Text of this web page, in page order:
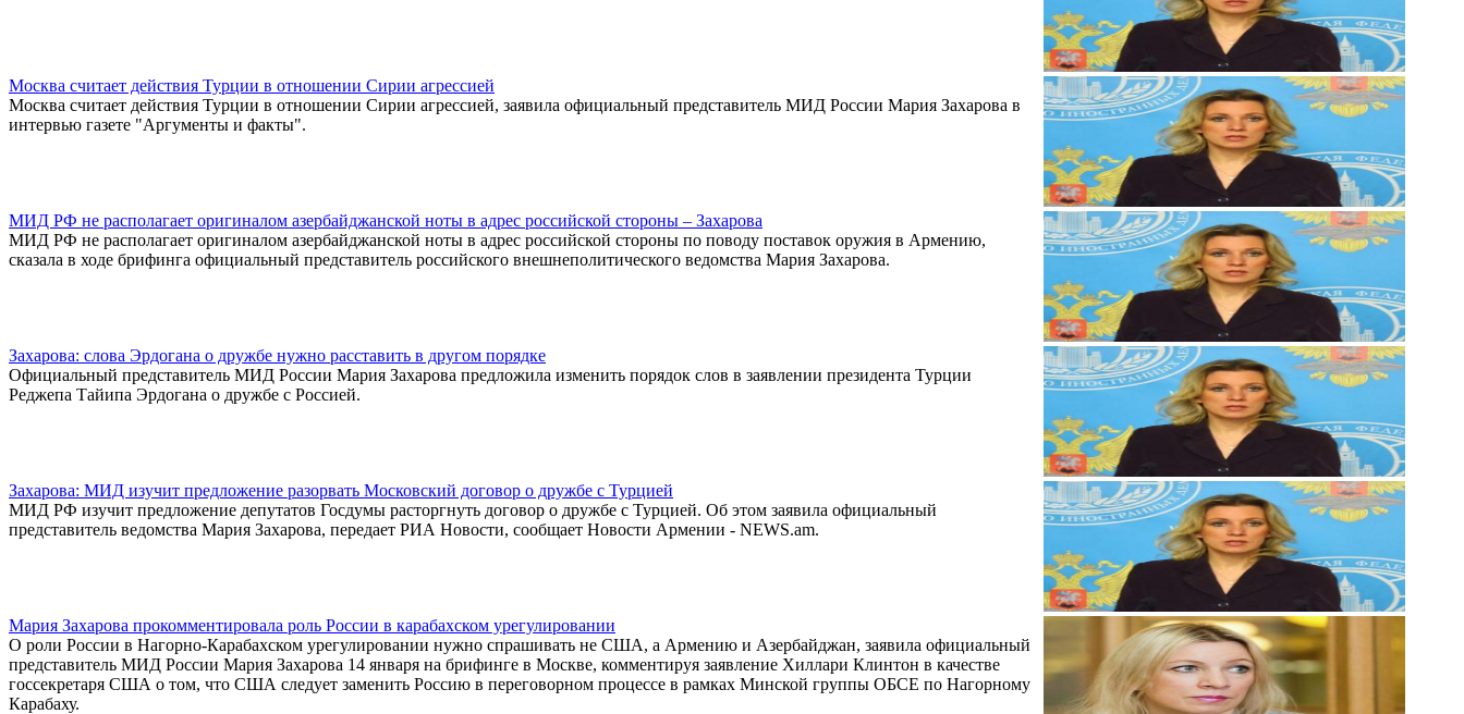
Москва считает действия Турции в отношении Сирии агрессией
Москва считает действия Турции в отношении Сирии агрессией, заявила официальный представитель МИД России Мария Захарова в
интервью газете "Аргументы и факты".
МИД РФ не располагает оригиналом азербайджанской ноты в адрес российской стороны – Захарова
МИД РФ не располагает оригиналом азербайджанской ноты в адрес российской стороны по поводу поставок оружия в Армению,
сказала в ходе брифинга официальный представитель российского внешнеполитического ведомства Мария Захарова.
Захарова: слова Эрдогана о дружбе нужно расставить в другом порядке
Официальный представитель МИД России Мария Захарова предложила изменить порядок слов в заявлении президента Турции
Реджепа Тайипа Эрдогана о дружбе с Россией.
Захарова: МИД изучит предложение разорвать Московский договор о дружбе с Турцией
МИД РФ изучит предложение депутатов Госдумы расторгнуть договор о дружбе с Турцией. Об этом заявила официальный
представитель ведомства Мария Захарова, передает РИА Новости, сообщает Новости Армении - NEWS.am.
Мария Захарова прокомментировала роль России в карабахском урегулировании
О роли России в Нагорно-Карабахском урегулировании нужно спрашивать не США, а Армению и Азербайджан, заявила официальный
представитель МИД России Мария Захарова 14 января на брифинге в Москве, комментируя заявление Хиллари Клинтон в качестве
госсекретаря США о том, что США следует заменить Россию в переговорном процессе в рамках Минской группы ОБСЕ по Нагорному
Карабаху.